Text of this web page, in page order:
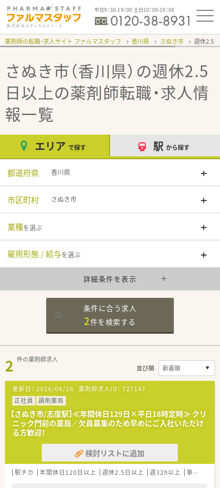
平日9：30-19：00 土日10：00-19：00
薬剤師の転職・求人サイト ファルマスタッフ 香川県 さぬき市 週休2.5
さぬき市（香川県）の週休2.5
日以上の薬剤師転職・求人情
報一覧
エリア で探す 駅 から探す
都道府県 香川県
市区町村 さぬき市
業種を選ぶ
雇用形態 / 給与を選ぶ
詳細条件を表示
条件に合う求人
2件を検索する
2 件の薬剤師求人
並び順
更新日： 2026/06/26 薬剤師求人ID： 727147
正社員
調剤薬局
【さぬき市/志度駅】≪年間休日129日×平日18時定時≫ クリ
ニック門前の薬局／欠員募集のため早めにご入社いただけ
る方歓迎！
検討リストに追加
駅チカ 年間休日120日以上 週休2.5日以上 週32h以上 車通勤可